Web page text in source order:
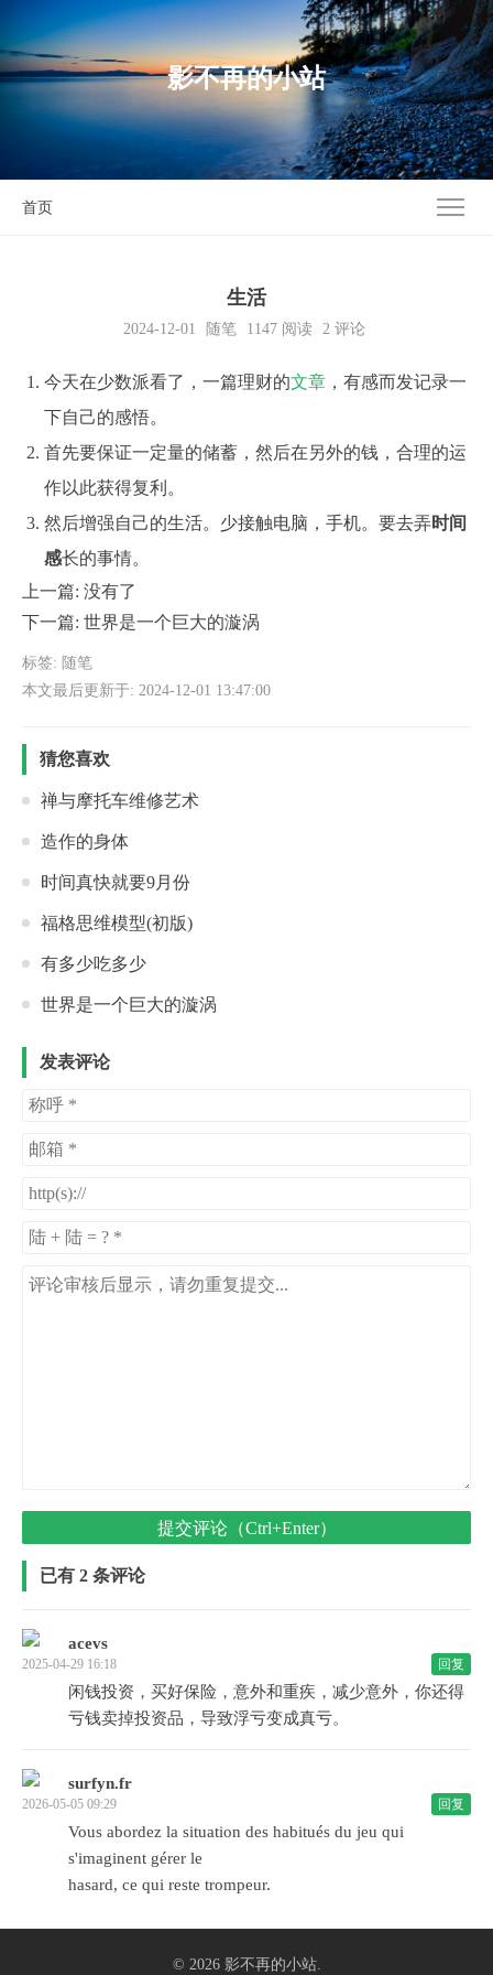
影不再的小站
首页
生活
2024-12-01 随笔 1147阅读 2 评论
今天在少数派看了，一篇理财的文章 ，有感而发记录一
下自己的感悟。
首先要保证一定量的储蓄，然后在另外的钱，合理的运
作以此获得复利。
然后增强自己的生活。少接触电脑，手机。要去弄时间
感长的事情。
上一篇: 没有了
下一篇: 世界是一个巨大的漩涡
标签: 随笔
本文最后更新于: 2024-12-01 13:47:00
猜您喜欢
禅与摩托车维修艺术
造作的身体
时间真快就要9月份
福格思维模型(初版)
有多少吃多少
世界是一个巨大的漩涡
发表评论
提交评论（Ctrl+Enter）
已有 2 条评论
acevs
2025-04-29 16:18 回复
闲钱投资，买好保险，意外和重疾，减少意外，你还得
亏钱卖掉投资品，导致浮亏变成真亏。
surfyn.fr
2026-05-05 09:29 回复
Vous abordez la situation des habitués du jeu qui
s'imaginent gérer le
hasard, ce qui reste trompeur.
© 2026 影不再的小站.